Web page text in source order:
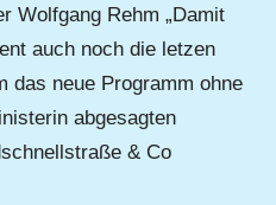
Wolfgang Rehm „Damit
auch noch die letzen
das neue Programm ohne
abgesagten
& Co